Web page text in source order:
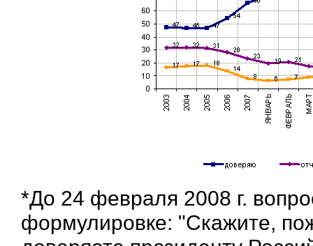
*До 24 февраля 2008 г.
формулировке: "Скажите,